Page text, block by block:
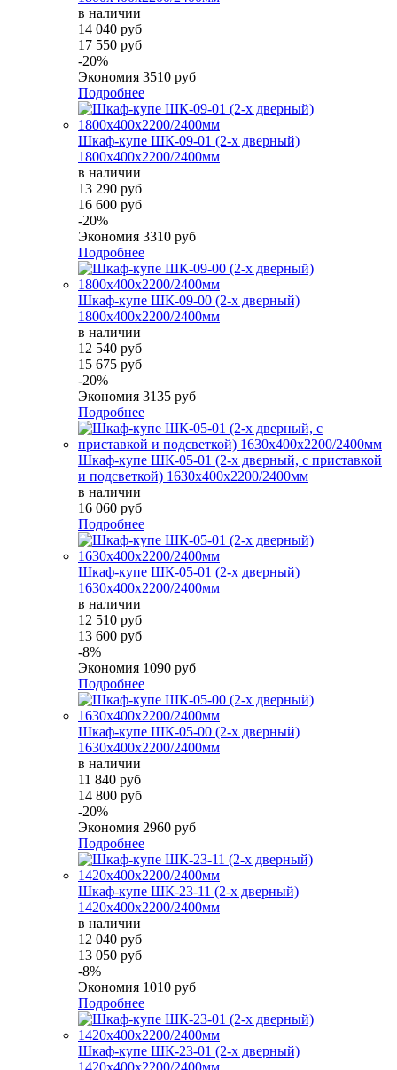
в наличии
14 040 руб
17 550 руб
-20%
Экономия 3510 руб
Подробнее
Шкаф-купе ШК-09-01 (2-х дверный)
1800х400х2200/2400мм
в наличии
13 290 руб
16 600 руб
-20%
Экономия 3310 руб
Подробнее
Шкаф-купе ШК-09-00 (2-х дверный)
1800х400х2200/2400мм
в наличии
12 540 руб
15 675 руб
-20%
Экономия 3135 руб
Подробнее
Шкаф-купе ШК-05-01 (2-х дверный, с приставкой
и подсветкой) 1630х400х2200/2400мм
в наличии
16 060 руб
Подробнее
Шкаф-купе ШК-05-01 (2-х дверный)
1630х400х2200/2400мм
в наличии
12 510 руб
13 600 руб
-8%
Экономия 1090 руб
Подробнее
Шкаф-купе ШК-05-00 (2-х дверный)
1630х400х2200/2400мм
в наличии
11 840 руб
14 800 руб
-20%
Экономия 2960 руб
Подробнее
Шкаф-купе ШК-23-11 (2-х дверный)
1420х400х2200/2400мм
в наличии
12 040 руб
13 050 руб
-8%
Экономия 1010 руб
Подробнее
Шкаф-купе ШК-23-01 (2-х дверный)
1420х400х2200/2400мм